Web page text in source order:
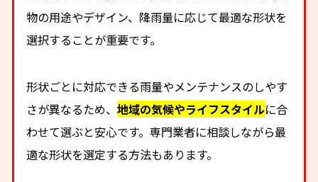
物の用途やデザイン、降雨量に応じて最適な形状を
選択することが重要です。
形状ごとに対応できる雨量やメンテナンスのしやす
さが異なるため、地域の気候やライフスタイルに合
わせて選ぶと安心です。専門業者に相談しながら最
適な形状を選定する方法もあります。